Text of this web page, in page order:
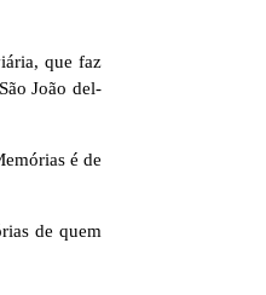
que faz
João del-
é de
de quem